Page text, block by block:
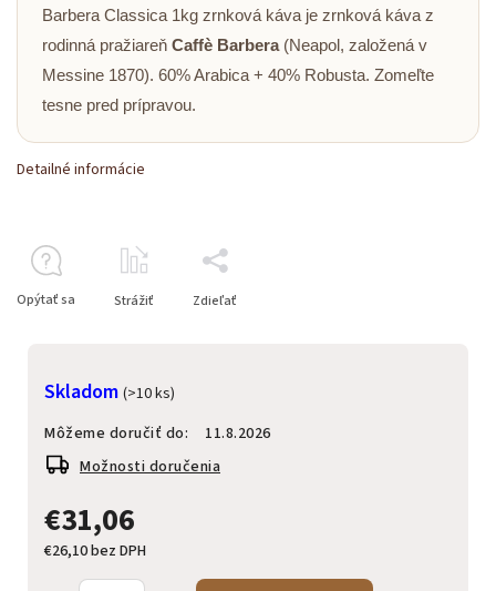
€31,06
€26,10 bez DPH
Skladom (>10 ks)
Môžeme doručiť do:
11.8.2026
Možnosti doručenia
Barbera Classica 1kg zrnková káva je zrnková káva z
rodinná pražiareň Caffè Barbera(Neapol, založená v
Messine 1870). 60% Arabica + 40% Robusta. Zomeľte
tesne pred prípravou.
Detailné informácie
Opýtať sa Strážiť Zdieľať